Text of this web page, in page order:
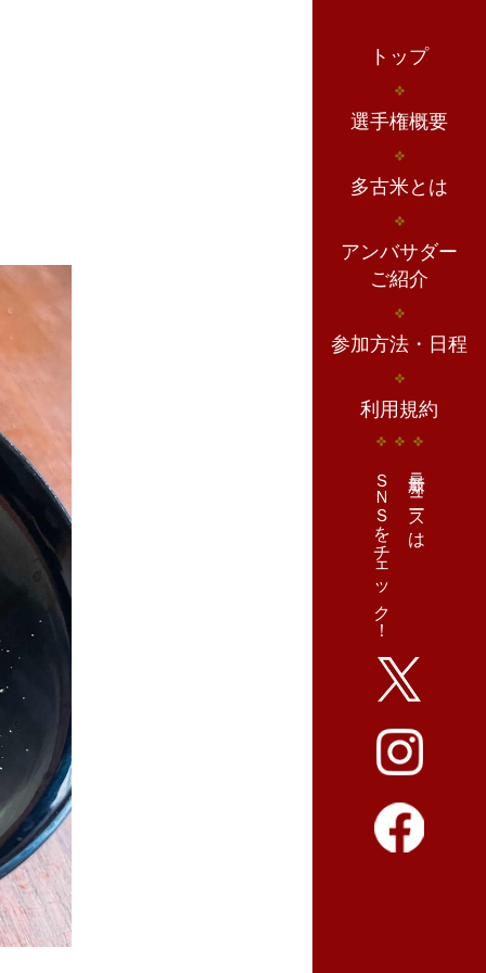
トップ
選手権概要
多古米とは
アンバサダー
ご紹介
参加方法・日程
利用規約
最新ニュースは
ＳＮＳをチェック！